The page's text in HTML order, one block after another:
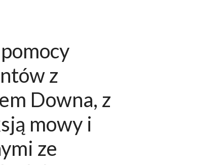
z
Downa, z
mowy i
ze